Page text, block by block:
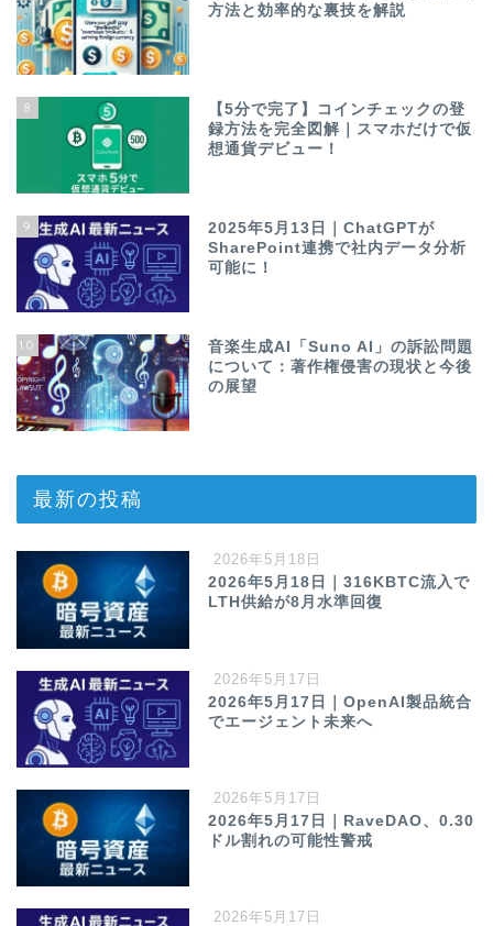
方法と効率的な裏技を解説
8
【5分で完了】コインチェックの登
録方法を完全図解｜スマホだけで仮
想通貨デビュー！
9
2025年5月13日｜ChatGPTが
SharePoint連携で社内データ分析
可能に！
10
音楽生成AI「Suno AI」の訴訟問題
について：著作権侵害の現状と今後
の展望
最新の投稿
2026年5月18日
2026年5月18日｜316KBTC流入で
LTH供給が8月水準回復
2026年5月17日
2026年5月17日｜OpenAI製品統合
でエージェント未来へ
2026年5月17日
2026年5月17日｜RaveDAO、0.30
ドル割れの可能性警戒
2026年5月17日